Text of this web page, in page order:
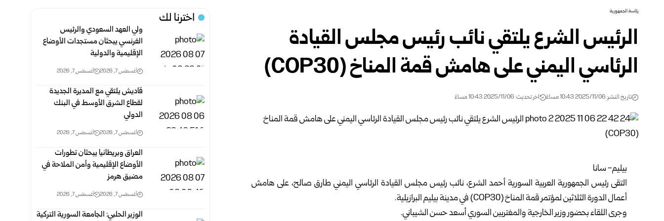
رئاسة الجمهورية
الرئيس الشرع يلتقي نائب رئيس مجلس القيادة
الرئاسي اليمني على هامش قمة المناخ (COP30)
تاريخ النشر: 2025/11/06 10:43 مساءً اخر تحديث: 2025/11/06 10:43 مساءً
بيليم- سانا
التقى رئيس الجمهورية العربية السوريةأحمد الشرع، نائب رئيس مجلس القيادة الرئاسي اليمني طارق صالح، على هامش
أعمال الدورة الثلاثين لمؤتمر قمة المناخ (COP30) في مدينة بيليم البرازيلية.
وجرى اللقاء بحضوروزير الخارجية والمغتربين السوريأسعد حسن الشيباني.
اخترنا لك
ولي العهد السعودي والرئيس
الفرنسي يبحثان مستجدات الأوضاع
الإقليمية والدولية
أغسطس 7, 2026 أغسطس 7, 2026
قاديش يلتقي مع المديرة الجديدة
لقطاع الشرق الأوسط في البنك
الدولي
أغسطس 7, 2026 أغسطس 7, 2026
العراق وبريطانيا يبحثان تطورات
الأوضاع الإقليمية وأمن الملاحة في
مضيق هرمز
أغسطس 7, 2026 أغسطس 7, 2026
الوزير الحلبي: الجامعة السورية التركية